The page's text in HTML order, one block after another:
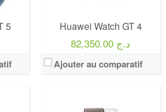
5 Huawei Watch GT 4
82,350.00 د.ج
Ajouter au comparatif